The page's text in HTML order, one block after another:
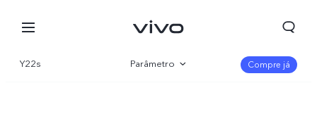
Y22s Parâmetro Compre já